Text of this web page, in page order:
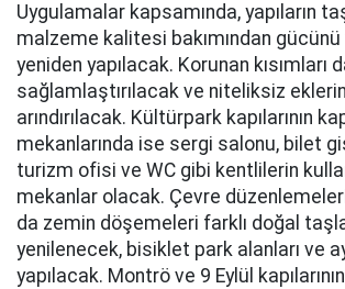
Uygulamalar kapsamında, yapıların
malzeme kalitesi bakımından gücünü
yeniden yapılacak. Korunan kısımları
sağlamlaştırılacak ve niteliksiz
arındırılacak. Kültürpark kapılarının
mekanlarında ise sergi salonu, bilet
turizm ofisi ve WC gibi kentlilerin
mekanlar olacak. Çevre
da zemin döşemeleri farklı doğal
yenilenecek, bisiklet park alanları ve
yapılacak. Montrö ve 9 Eylül